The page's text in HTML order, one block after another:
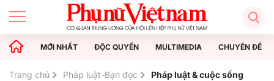
MỚI NHẤT ĐỘC QUYỀN MULTIMEDIA CHUYÊN ĐỀ
Trang chủ Pháp luật-Bạn đọc
Pháp luật & cuộc sống